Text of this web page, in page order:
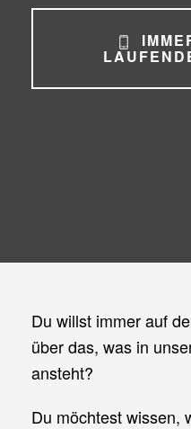
Du willst immer auf
über das, was in
ansteht?
Du möchtest wissen,